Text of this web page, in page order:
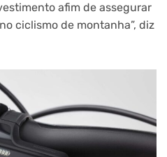
afim de assegurar
ciclismo de montanha”, diz